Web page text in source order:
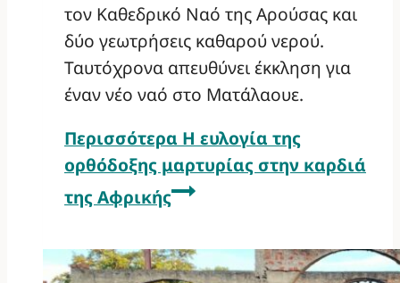
τον Καθεδρικό Ναό της Αρούσας και
δύο γεωτρήσεις καθαρού νερού.
Ταυτόχρονα απευθύνει έκκληση για
έναν νέο ναό στο Ματάλαουε.
Περισσότερα Η ευλογία της
ορθόδοξης μαρτυρίας στην καρδιά
της Αφρικής